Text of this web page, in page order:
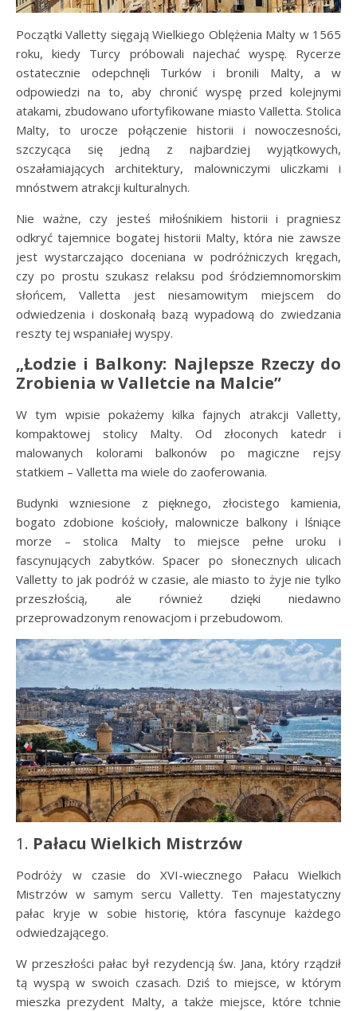
Początki Valletty sięgają Wielkiego Oblężenia Malty w 1565
roku, kiedy Turcy próbowali najechać wyspę. Rycerze
ostatecznie odepchnęli Turków i bronili Malty, a w
odpowiedzi na to, aby chronić wyspę przed kolejnymi
atakami, zbudowano ufortyfikowane miasto Valletta. Stolica
Malty, to urocze połączenie historii i nowoczesności,
szczycąca się jedną z najbardziej wyjątkowych,
oszałamiających architektury, malowniczymi uliczkami i
mnóstwem atrakcji kulturalnych.
Nie ważne, czy jesteś miłośnikiem historii i pragniesz
odkryć tajemnice bogatej historii Malty, która nie zawsze
jest wystarczająco doceniana w podróżniczych kręgach,
czy po prostu szukasz relaksu pod śródziemnomorskim
słońcem, Valletta jest niesamowitym miejscem do
odwiedzenia i doskonałą bazą wypadową do zwiedzania
reszty tej wspaniałej wyspy.
„Łodzie i Balkony: Najlepsze Rzeczy do
Zrobienia w Valletcie na Malcie”
W tym wpisie pokażemy kilka fajnych atrakcji Valletty,
kompaktowej stolicy Malty. Od złoconych katedr i
malowanych kolorami balkonów po magiczne rejsy
statkiem – Valletta ma wiele do zaoferowania.
Budynki wzniesione z pięknego, złocistego kamienia,
bogato zdobione kościoły, malownicze balkony i lśniące
morze – stolica Malty to miejsce pełne uroku i
fascynujących zabytków. Spacer po słonecznych ulicach
Valletty to jak podróż w czasie, ale miasto to żyje nie tylko
przeszłością, ale również dzięki niedawno
przeprowadzonym renowacjom i przebudowom.
1. Pałacu Wielkich Mistrzów
Podróży w czasie do XVI-wiecznego Pałacu Wielkich
Mistrzów w samym sercu Valletty. Ten majestatyczny
pałac kryje w sobie historię, która fascynuje każdego
odwiedzającego.
W przeszłości pałac był rezydencją św. Jana, który rządził
tą wyspą w swoich czasach. Dziś to miejsce, w którym
mieszka prezydent Malty, a także miejsce, które tchnie